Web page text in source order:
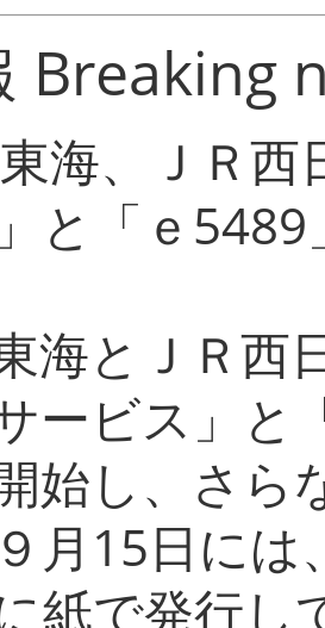
Breaking
海、ＪＲ
と「ｅ
海とＪＲ西
サービス」
始し、さら
月15日に
紙で発行し